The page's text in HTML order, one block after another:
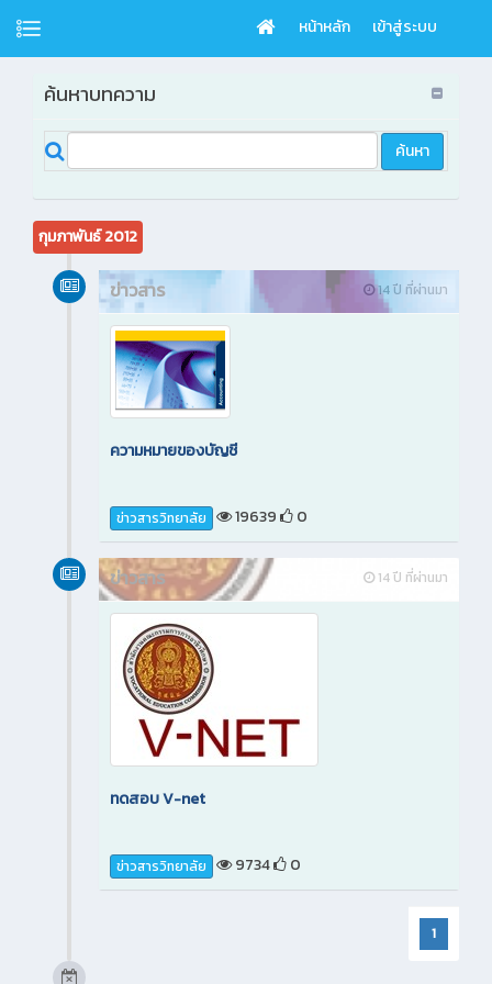
หน้าหลัก เข้าสู่ระบบ
ค้นหาบทความ
กุมภาพันธ์ 2012
14 ปี ที่ผ่านมา
ข่าวสาร
ความหมายของบัญชี
ข่าวสารวิทยาลัย 19639 0
14 ปี ที่ผ่านมา
ข่าวสาร
ทดสอบ V-net
ข่าวสารวิทยาลัย 9734 0
1